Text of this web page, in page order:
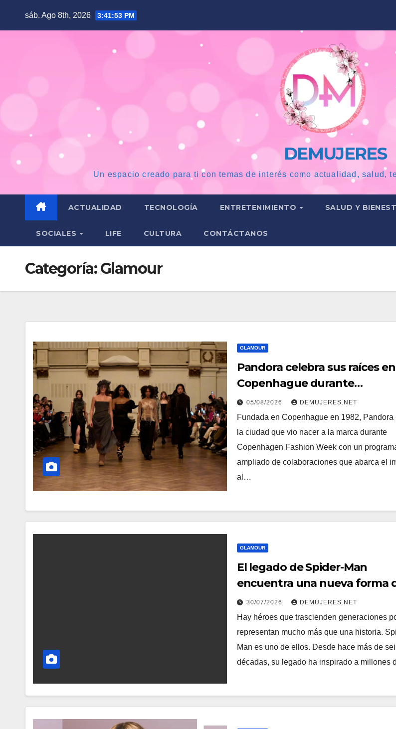
sáb. Ago 8th, 2026 3:41:55 PM
DEMUJERES
Un espacio creado para ti con temas de interés como actualidad, salud,
ACTUALIDAD TECNOLOGÍA ENTRETENIMIENTO SALUD Y
SOCIALES LIFE CULTURA CONTÁCTANOS
Categoría:Glamour
GLAMOUR
Pandora celebra sus raíces en
Copenhague durante
Copenhagen Fashion Week a
través de alianzas creativas
05/08/2026 DEMUJERES.NET
Fundada en Copenhague en 1982, Pandora
la ciudad que vio nacer a la marca durante
Copenhagen Fashion Week con un
ampliado de colaboraciones que abarca el
al…
GLAMOUR
El legado de Spider-Man
encuentra una nueva forma
brillar con Pandora
30/07/2026 DEMUJERES.NET
Hay héroes que trascienden generaciones
representan mucho más que una historia.
Man es uno de ellos. Desde hace más de
décadas, su legado ha inspirado a millones